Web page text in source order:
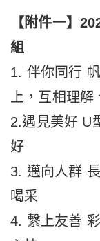
【附件一】
組
1. 伴你同行
上，互相理
2.遇見美好 U
好
3. 邁向人群
喝采
4. 繫上友善